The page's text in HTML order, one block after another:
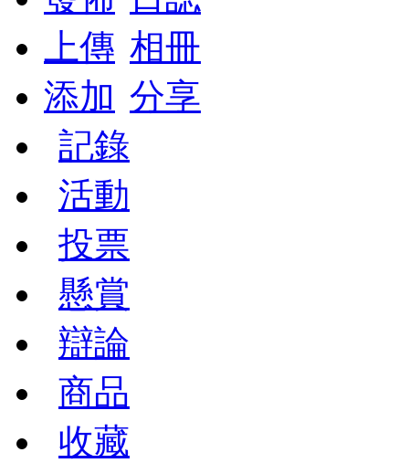
上傳 相冊
添加 分享
記錄
活動
投票
懸賞
辯論
商品
收藏